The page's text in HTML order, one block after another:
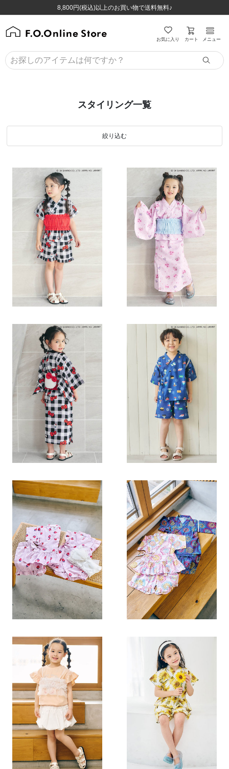
8,800円(税込)以上のお買い物で送料無料♪
ほぼ全品半額！！8/12(水)お昼12:59まで！！
8,800円(税込)以上のお買い物で送料無料♪
ほぼ全品半額！！8/12(水)お昼12:59まで！！
お気に入り カート メニュー
スタイリング一覧
絞り込む